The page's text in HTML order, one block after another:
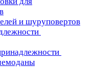
и шуруповертов